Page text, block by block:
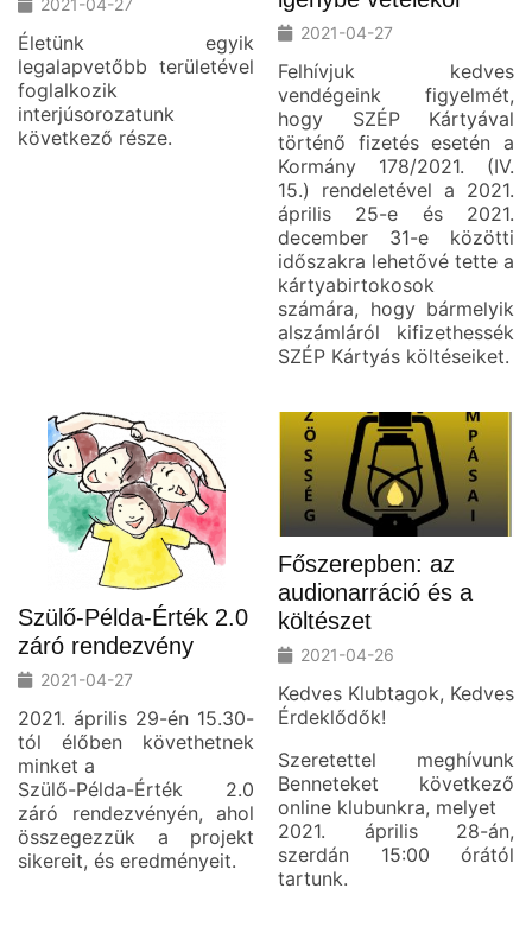
2021-04-27
Életünk egyik
legalapvetőbb területével
foglalkozik
interjúsorozatunk
következő része.
2021-04-27
Felhívjuk kedves
vendégeink figyelmét,
hogy SZÉP Kártyával
történő fizetés esetén a
Kormány 178/2021. (IV.
15.) rendeletével a 2021.
április 25-e és 2021.
december 31-e közötti
időszakra lehetővé tette a
kártyabirtokosok
számára, hogy bármelyik
alszámláról kifizethessék
SZÉP Kártyás költéseiket.
Szülő-Példa-Érték 2.0
záró rendezvény
2021-04-27
2021. április 29-én 15.30-
tól élőben követhetnek
minket a
Szülő-Példa-Érték 2.0
záró rendezvényén, ahol
összegezzük a projekt
sikereit, és eredményeit.
Főszerepben: az
audionarráció és a
költészet
2021-04-26
Kedves Klubtagok, Kedves
Érdeklődők!
Szeretettel meghívunk
Benneteket következő
online klubunkra, melyet
2021. április 28-án,
szerdán 15:00 órától
tartunk.